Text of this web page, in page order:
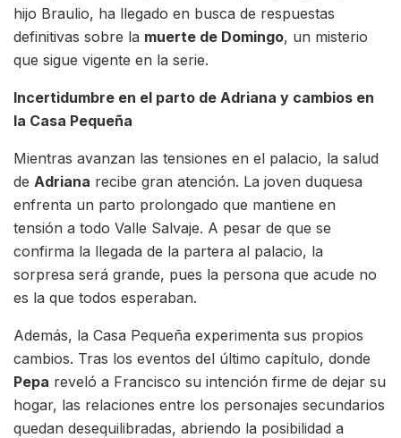
hijo Braulio, ha llegado en busca de respuestas
definitivas sobre la muerte de Domingo, un misterio
que sigue vigente en la serie.
Incertidumbre en el parto de Adriana y cambios en
la Casa Pequeña
Mientras avanzan las tensiones en el palacio, la salud
de Adriana recibe gran atención. La joven duquesa
enfrenta un parto prolongado que mantiene en
tensión a todo Valle Salvaje. A pesar de que se
confirma la llegada de la partera al palacio, la
sorpresa será grande, pues la persona que acude no
es la que todos esperaban.
Además, la Casa Pequeña experimenta sus propios
cambios. Tras los eventos del último capítulo, donde
Pepa reveló a Francisco su intención firme de dejar su
hogar, las relaciones entre los personajes secundarios
quedan desequilibradas, abriendo la posibilidad a